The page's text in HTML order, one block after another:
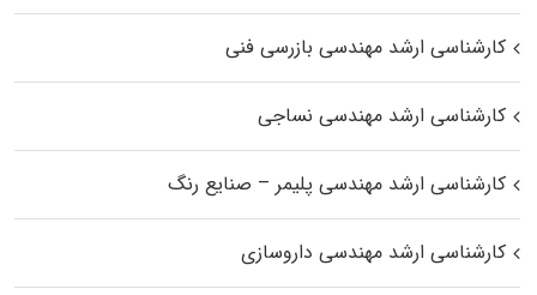
کارشناسی ارشد مهندسی بازرسی فنی
کارشناسی ارشد مهندسی نساجی
کارشناسی ارشد مهندسی پلیمر – صنایع رنگ
کارشناسی ارشد مهندسی داروسازی